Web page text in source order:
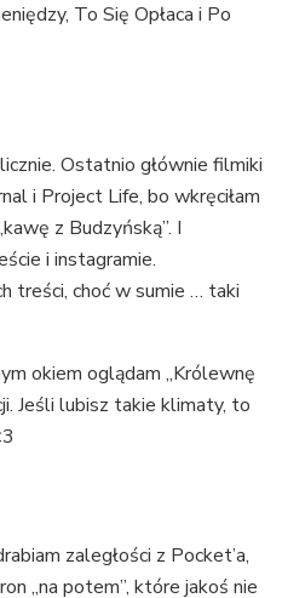
To Się Opłaca i Po
Ostatnio głównie filmiki
i Project Life, bo wkręciłam
z Budzyńską”. I
i instagramie.
treści, choć w sumie … taki
okiem oglądam „Królewnę
Jeśli lubisz takie klimaty, to
zaległości z Pocket’a,
„na potem”, które jakoś nie